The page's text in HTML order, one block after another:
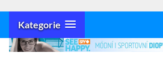
Kategorie